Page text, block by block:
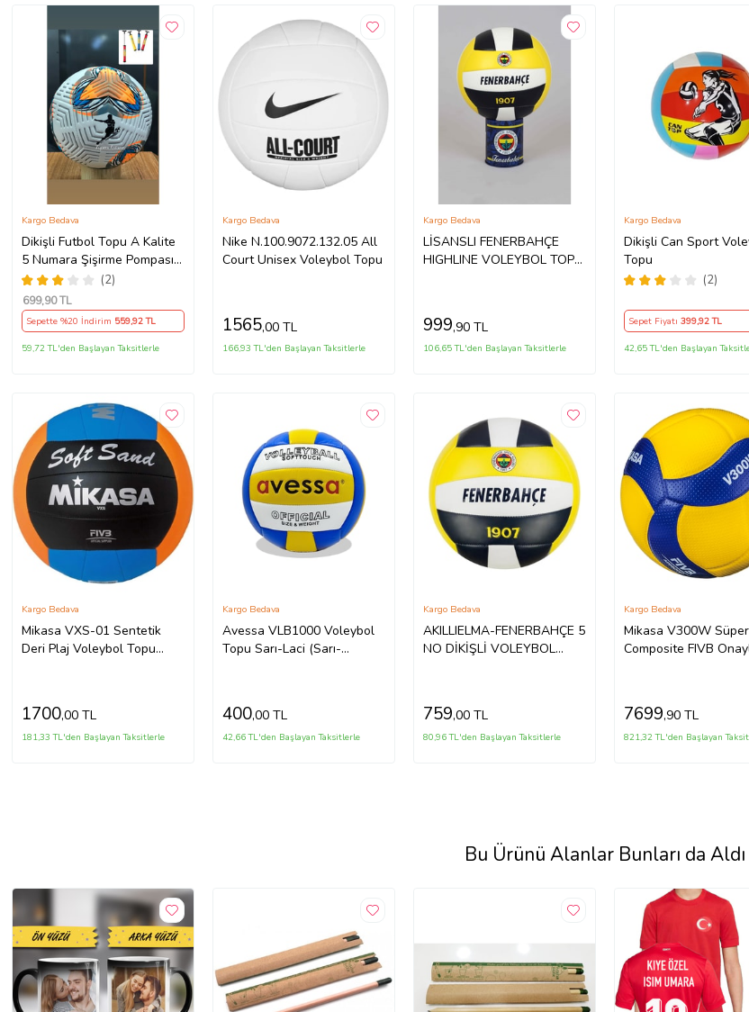
Dikişli Futbol Topu A Kalite
5 Numara Şişirme Pompası
Hediyeli (Turuncu)
(2)
Kargo Bedava
699,90 TL
Sepette %20 İndirim 559,92 TL
59,72 TL'den Başlayan Taksitlerle
Nike N.100.9072.132.05 All
Court Unisex Voleybol Topu
Kargo Bedava
1565,00 TL
166,93 TL'den Başlayan Taksitlerle
LİSANSLI FENERBAHÇE
HIGHLINE VOLEYBOL TOPU
Kargo Bedava
999,90 TL
106,65 TL'den Başlayan Taksitlerle
Dikişli Can Sport
Topu
(2)
Kargo Bedava
Sepet Fiyatı 399,92 TL
42,65 TL'den Başlayan
Mikasa VXS-01 Sentetik
Deri Plaj Voleybol Topu
Kargo Bedava
1700,00 TL
181,33 TL'den Başlayan Taksitlerle
Avessa VLB1000 Voleybol
Topu Sarı-Laci (Sarı-
Kargo Bedava
400,00 TL
42,66 TL'den Başlayan Taksitlerle
AKILLIELMA-FENERBAHÇE 5
NO DİKİŞLİ VOLEYBOL
Kargo Bedava
759,00 TL
80,96 TL'den Başlayan Taksitlerle
Mikasa V300W Süper
Composite FIVB
Kargo Bedava
7699,90 TL
821,32 TL'den Başlayan
Bu Ürünü Alanlar Bunları da Aldı